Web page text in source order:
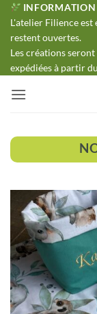
Passer
contenu
INFORMATION
L'atelier Filience est
restent ouvertes.
Les créations
expédiées à partir du